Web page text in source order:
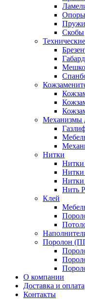
Опоры
Скобы
Механизмы
Нитки
Нитки
Нитки
Нитки
Нить
Клей
Поролон
О компании
Доставка и оплата
Контакты